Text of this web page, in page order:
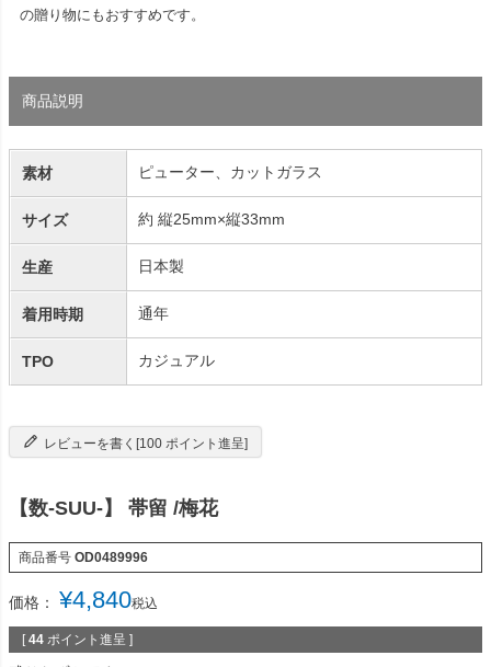
の贈り物にもおすすめです。
商品説明
素材 ピューター、カットガラス
サイズ 約 縦25mm×縦33mm
生産 日本製
着用時期 通年
TPO カジュアル
レビューを書く[100 ポイント進呈]
【数-SUU-】 帯留 /梅花
商品番号 OD0489996
価格： ¥4,840税込
[ 44 ポイント進呈 ]